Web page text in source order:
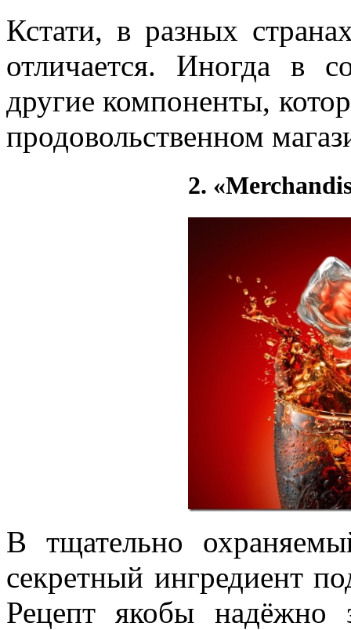
Кстати, в разных
отличается. Иногда в
другие компоненты,
продовольственном
2.
В тщательно
секретный ингредиент
Рецепт якобы надёжно